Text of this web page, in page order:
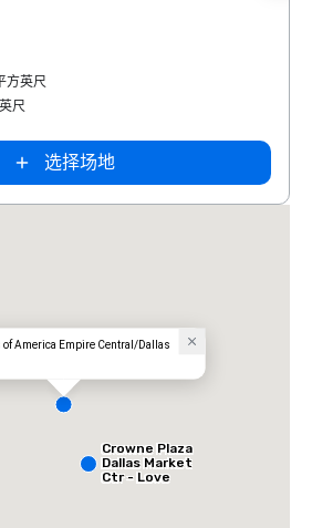
方英尺
尺
选择场地
of America Empire Central/Dallas
Crowne Plaza
Dallas Market
Ctr - Love
Love Field